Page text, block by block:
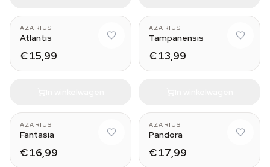
AZARIUS
Atlantis
€ 15,99
AZARIUS
Tampanensis
€ 13,99
AZARIUS
Fantasia
€ 16,99
AZARIUS
Pandora
€ 17,99